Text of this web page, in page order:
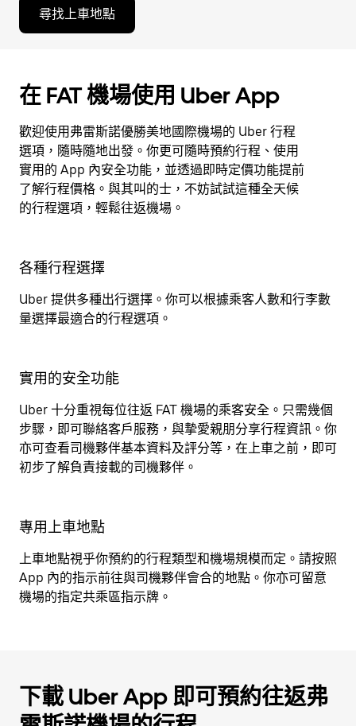
尋找上車地點
在 FAT 機場使用 Uber App
歡迎使用弗雷斯諾優勝美地國際機場的 Uber 行程
選項，隨時隨地出發。你更可隨時預約行程、使用
實用的 App 內安全功能，並透過即時定價功能提前
了解行程價格。與其叫的士，不妨試試這種全天候
的行程選項，輕鬆往返機場。
各種行程選擇
Uber 提供多種出行選擇。你可以根據乘客人數和行李數
量選擇最適合的行程選項。
實用的安全功能
Uber 十分重視每位往返 FAT 機場的乘客安全。只需幾個
步驟，即可聯絡客戶服務，與摯愛親朋分享行程資訊。你
亦可查看司機夥伴基本資料及評分等，在上車之前，即可
初步了解負責接載的司機夥伴。
專用上車地點
上車地點視乎你預約的行程類型和機場規模而定。請按照
App 內的指示前往與司機夥伴會合的地點。你亦可留意
機場的指定共乘區指示牌。
下載 Uber App 即可預約往返弗